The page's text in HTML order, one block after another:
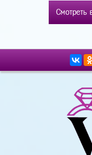
Смотреть